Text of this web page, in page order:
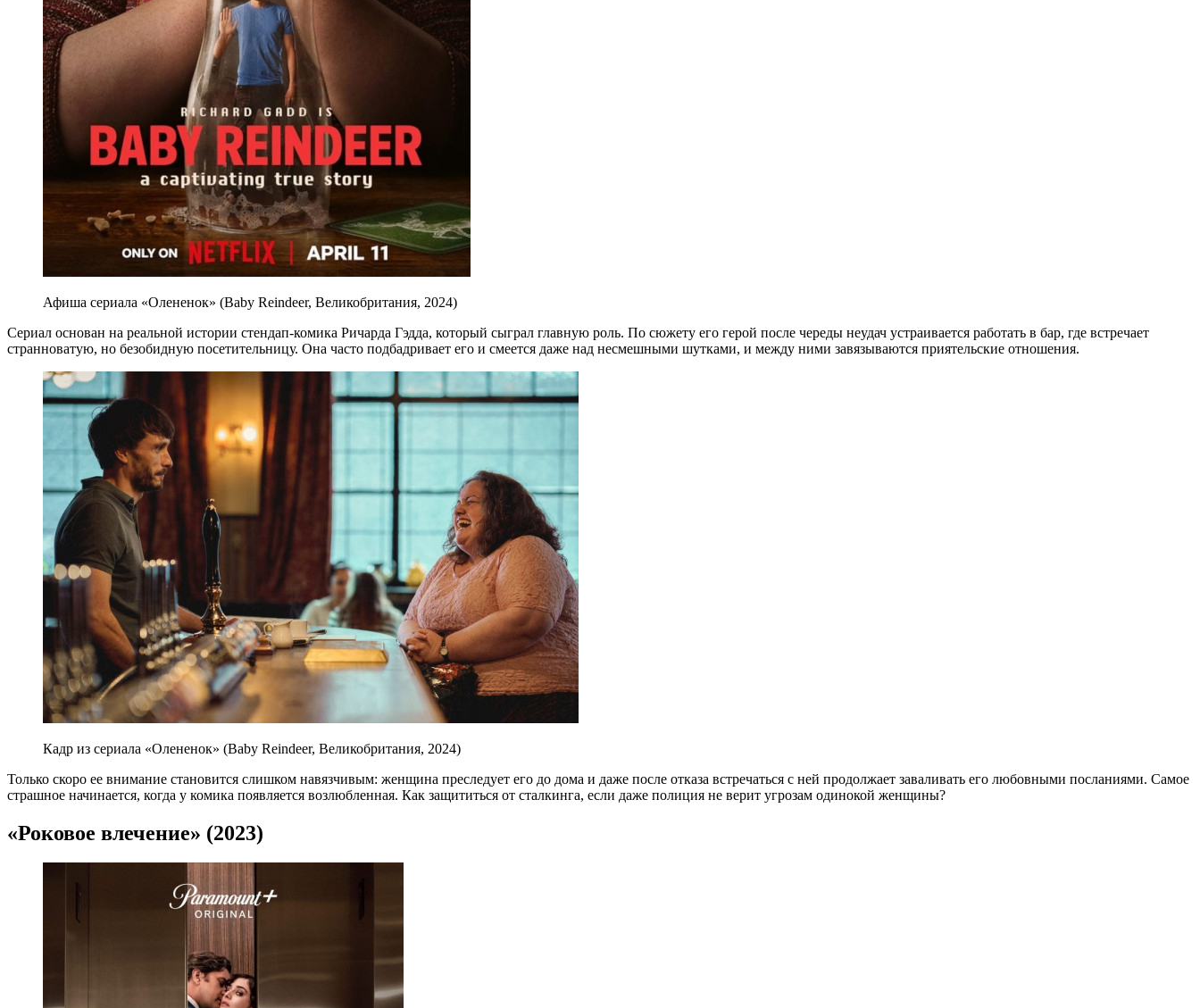
Афиша сериала «Олененок» (Baby Reindeer, Великобритания, 2024)
Сериал основан на реальной истории стендап-комика Ричарда Гэдда, который сыграл главную роль. По сюжету его герой после череды неудач устраивается работать в бар, где встречает
странноватую, но безобидную посетительницу. Она часто подбадривает его и смеется даже над несмешными шутками, и между ними завязываются приятельские отношения.
Кадр из сериала «Олененок» (Baby Reindeer, Великобритания, 2024)
Только скоро ее внимание становится слишком навязчивым: женщина преследует его до дома и даже после отказа встречаться с ней продолжает заваливать его любовными посланиями. Самое
страшное начинается, когда у комика появляется возлюбленная. Как защититься от сталкинга, если даже полиция не верит угрозам одинокой женщины?
«Роковое влечение» (2023)